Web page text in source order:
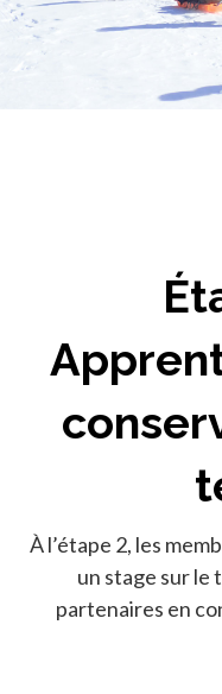
À l’étape 2, les
un stage sur le
partenaires en